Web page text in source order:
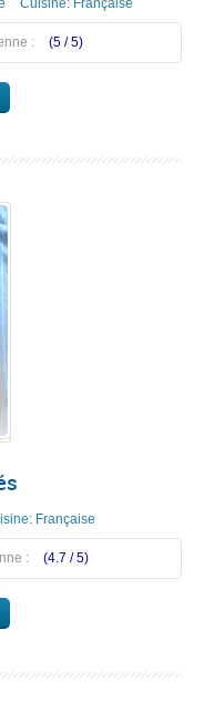
: (5 /5)
Française
: (4.7 /5)